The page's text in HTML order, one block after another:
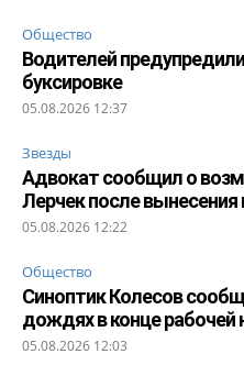
Общество
Водителей предупредили
буксировке
05.08.2026 12:37
Звезды
Адвокат сообщил о
Лерчек после вынесения
05.08.2026 12:22
Общество
Синоптик Колесов
дождях в конце рабочей
05.08.2026 12:03